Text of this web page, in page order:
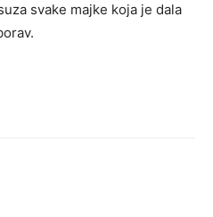
svake majke koja je dala